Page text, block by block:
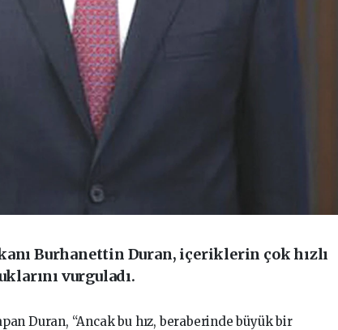
Burhanettin Duran, içeriklerin çok hızlı
vurguladı.
Duran, “Ancak bu hız, beraberinde büyük bir